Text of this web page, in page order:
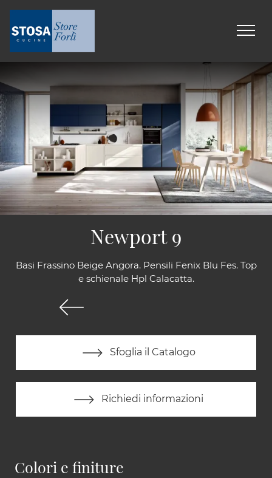
Basi Frassino Beige Angora. Pensili Fenix Blu Fes. Top
e schienale Hpl Calacatta.
Sfoglia il Catalogo
Richiedi informazioni
Newport 9
Colori e finiture